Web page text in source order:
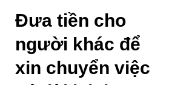
Đưa tiền cho
người khác để
xin chuyển việc